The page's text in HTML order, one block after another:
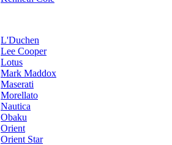
L'Duchen
Lee Cooper
Lotus
Mark Maddox
Maserati
Morellato
Nautica
Obaku
Orient
Orient Star